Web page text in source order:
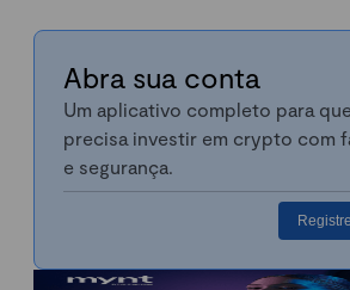
Abra sua conta
Um aplicativo completo para
precisa investir em crypto com
e segurança.